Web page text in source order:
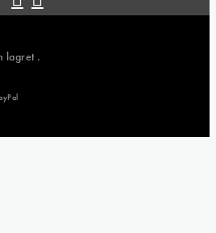
lagret .